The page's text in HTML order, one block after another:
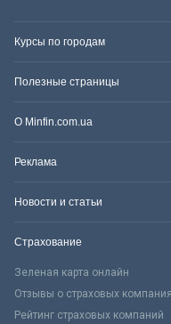
Курсы по городам
Полезные страницы
О Minfin.com.ua
Реклама
Новости и статьи
Страхование
Зеленая карта онлайн
Отзывы о страховых
Рейтинг страховых компаний